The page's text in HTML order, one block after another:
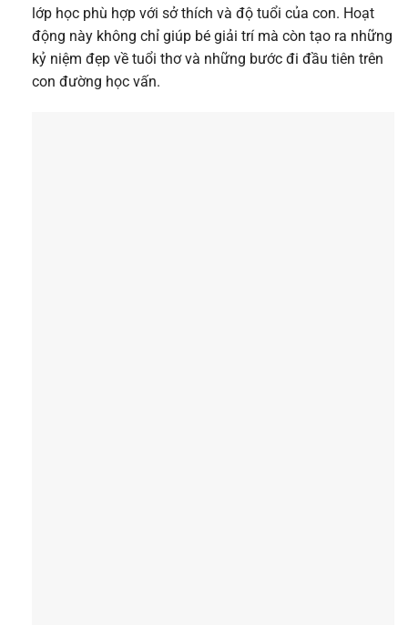
lớp học phù hợp với sở thích và độ tuổi của con. Hoạt
động này không chỉ giúp bé giải trí mà còn tạo ra những
kỷ niệm đẹp về tuổi thơ và những bước đi đầu tiên trên
con đường học vấn.